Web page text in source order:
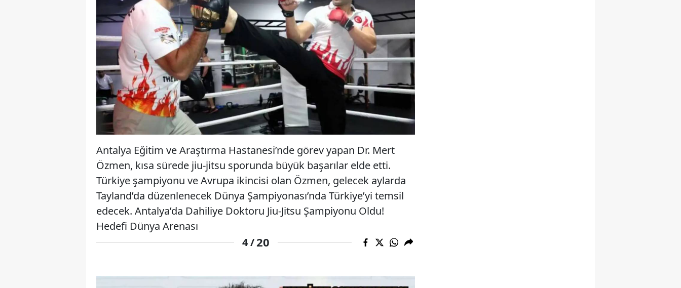
Antalya Eğitim ve Araştırma Hastanesi’nde görev yapan Dr. Mert
Özmen, kısa sürede jiu-jitsu sporunda büyük başarılar elde etti.
Türkiye şampiyonu ve Avrupa ikincisi olan Özmen, gelecek aylarda
Tayland’da düzenlenecek Dünya Şampiyonası’nda Türkiye’yi temsil
edecek. Antalya’da Dahiliye Doktoru Jiu-Jitsu Şampiyonu Oldu!
Hedefi Dünya Arenası
4 /20